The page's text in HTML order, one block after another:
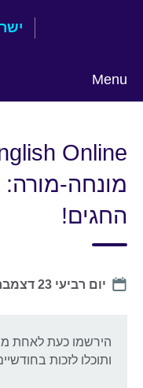
Menu
language
מונחה-
החגים!
Date
יום רביעי 23 דצמבר 2020
הירשמו כעת לאחת
ותוכלו לזכות